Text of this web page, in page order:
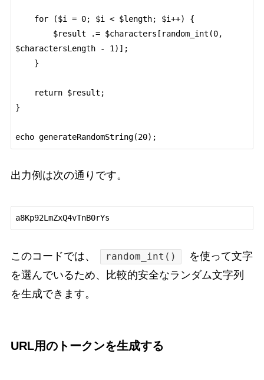
$charactersLength - 1)];
}
出力例は次の通りです。
このコードでは、 random_int()
を使って文字
を選んでいるため、比較的安全なランダム文字列
を生成できます。
URL用のトークンを生成する